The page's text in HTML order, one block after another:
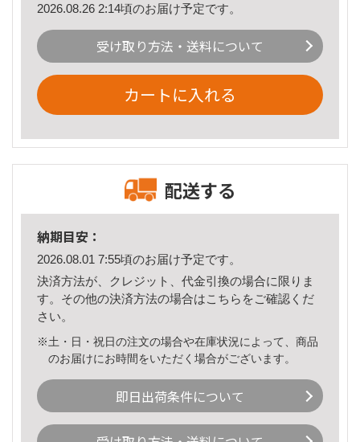
2026.08.26 2:14頃のお届け予定です。
受け取り方法・送料について
カートに入れる
配送する
納期目安：
2026.08.01 7:55頃のお届け予定です。
決済方法が、クレジット、代金引換の場合に限りま
す。その他の決済方法の場合はこちら をご確認くだ
さい。
※土・日・祝日の注文の場合や在庫状況によって、商品
のお届けにお時間をいただく場合がございます。
即日出荷条件について